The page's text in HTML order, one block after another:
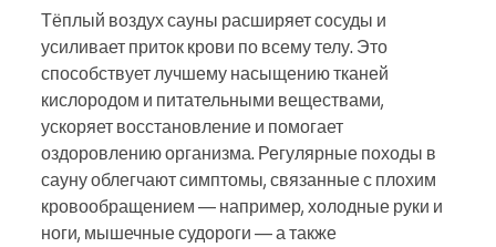
Тёплый воздух сауны расширяет сосуды и
усиливает приток крови по всему телу. Это
способствует лучшему насыщению тканей
кислородом и питательными веществами,
ускоряет восстановление и помогает
оздоровлению организма. Регулярные походы в
сауну облегчают симптомы, связанные с плохим
кровообращением — например, холодные руки и
ноги, мышечные судороги — а также